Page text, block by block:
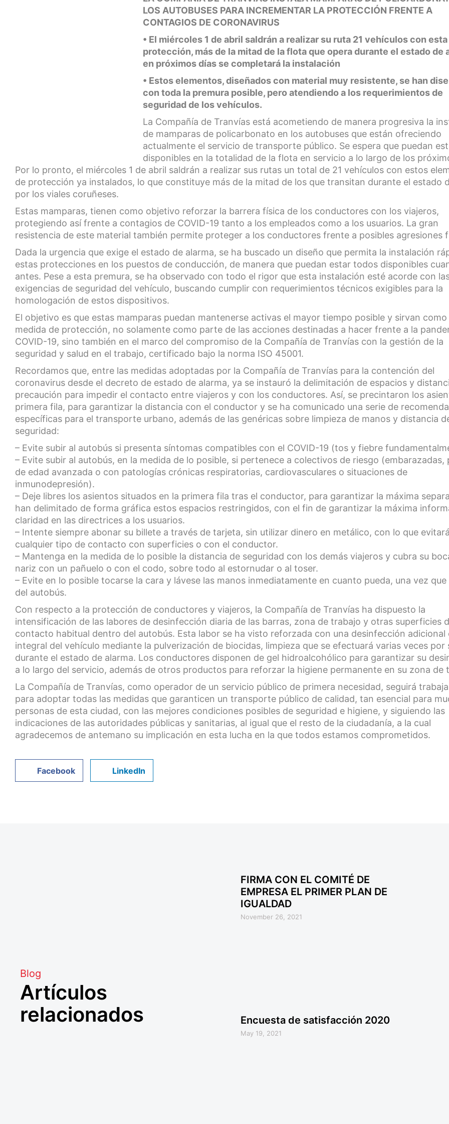
LOS AUTOBUSES PARA INCREMENTAR LA PROTECCIÓN FRENTE A
CONTAGIOS DE CORONAVIRUS
• El miércoles 1 de abril saldrán a realizar su ruta 21 vehículos con esta
protección, más de la mitad de la flota que opera durante el estado de
en próximos días se completará la instalación
• Estos elementos, diseñados con material muy resistente, se han
con toda la premura posible, pero atendiendo a los requerimientos de
seguridad de los vehículos.
La Compañía de Tranvías está acometiendo de manera progresiva la
de mamparas de policarbonato en los autobuses que están ofreciendo
actualmente el servicio de transporte público. Se espera que puedan
disponibles en la totalidad de la flota en servicio a lo largo de los
Por lo pronto, el miércoles 1 de abril saldrán a realizar sus rutas un total de 21 vehículos con estos
de protección ya instalados, lo que constituye más de la mitad de los que transitan durante el estado
por los viales coruñeses.
Estas mamparas, tienen como objetivo reforzar la barrera física de los conductores con los viajeros,
protegiendo así frente a contagios de COVID-19 tanto a los empleados como a los usuarios. La gran
resistencia de este material también permite proteger a los conductores frente a posibles agresiones
Dada la urgencia que exige el estado de alarma, se ha buscado un diseño que permita la instalación
estas protecciones en los puestos de conducción, de manera que puedan estar todos disponibles
antes. Pese a esta premura, se ha observado con todo el rigor que esta instalación esté acorde con
exigencias de seguridad del vehículo, buscando cumplir con requerimientos técnicos exigibles para la
homologación de estos dispositivos.
El objetivo es que estas mamparas puedan mantenerse activas el mayor tiempo posible y sirvan como
medida de protección, no solamente como parte de las acciones destinadas a hacer frente a la
COVID-19, sino también en el marco del compromiso de la Compañía de Tranvías con la gestión de la
seguridad y salud en el trabajo, certificado bajo la norma ISO 45001.
Recordamos que, entre las medidas adoptadas por la Compañía de Tranvías para la contención del
coronavirus desde el decreto de estado de alarma, ya se instauró la delimitación de espacios y
precaución para impedir el contacto entre viajeros y con los conductores. Así, se precintaron los
primera fila, para garantizar la distancia con el conductor y se ha comunicado una serie de
específicas para el transporte urbano, además de las genéricas sobre limpieza de manos y distancia
seguridad:
– Evite subir al autobús si presenta síntomas compatibles con el COVID-19 (tos y fiebre
– Evite subir al autobús, en la medida de lo posible, si pertenece a colectivos de riesgo (embarazadas,
de edad avanzada o con patologías crónicas respiratorias, cardiovasculares o situaciones de
inmunodepresión).
– Deje libres los asientos situados en la primera fila tras el conductor, para garantizar la máxima
han delimitado de forma gráfica estos espacios restringidos, con el fin de garantizar la máxima
claridad en las directrices a los usuarios.
– Intente siempre abonar su billete a través de tarjeta, sin utilizar dinero en metálico, con lo que
cualquier tipo de contacto con superficies o con el conductor.
– Mantenga en la medida de lo posible la distancia de seguridad con los demás viajeros y cubra su
nariz con un pañuelo o con el codo, sobre todo al estornudar o al toser.
– Evite en lo posible tocarse la cara y lávese las manos inmediatamente en cuanto pueda, una vez que
del autobús.
Con respecto a la protección de conductores y viajeros, la Compañía de Tranvías ha dispuesto la
intensificación de las labores de desinfección diaria de las barras, zona de trabajo y otras superficies
contacto habitual dentro del autobús. Esta labor se ha visto reforzada con una desinfección adicional
integral del vehículo mediante la pulverización de biocidas, limpieza que se efectuará varias veces por
durante el estado de alarma. Los conductores disponen de gel hidroalcohólico para garantizar su
a lo largo del servicio, además de otros productos para reforzar la higiene permanente en su zona de
La Compañía de Tranvías, como operador de un servicio público de primera necesidad, seguirá
para adoptar todas las medidas que garanticen un transporte público de calidad, tan esencial para
personas de esta ciudad, con las mejores condiciones posibles de seguridad e higiene, y siguiendo las
indicaciones de las autoridades públicas y sanitarias, al igual que el resto de la ciudadanía, a la cual
agradecemos de antemano su implicación en esta lucha en la que todos estamos comprometidos.
Facebook LinkedIn
Blog
Artículos
relacionados
FIRMA CON EL COMITÉ DE
EMPRESA EL PRIMER PLAN DE
IGUALDAD
November 26, 2021
Encuesta de satisfacción 2020
May 19, 2021